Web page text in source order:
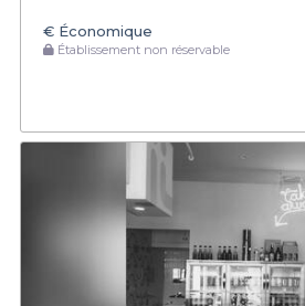
€ Économique
Établissement non réservable